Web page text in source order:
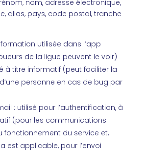
nom, adresse électronique,
alias, pays, code postal, tranche
utilisée dans l’app
de la ligue peuvent le voir)
à titre informatif (peut faciliter la
personne en cas de bug par
: utilisé pour l’authentification, à
(pour les communications
fonctionnement du service et,
est applicable, pour l’envoi